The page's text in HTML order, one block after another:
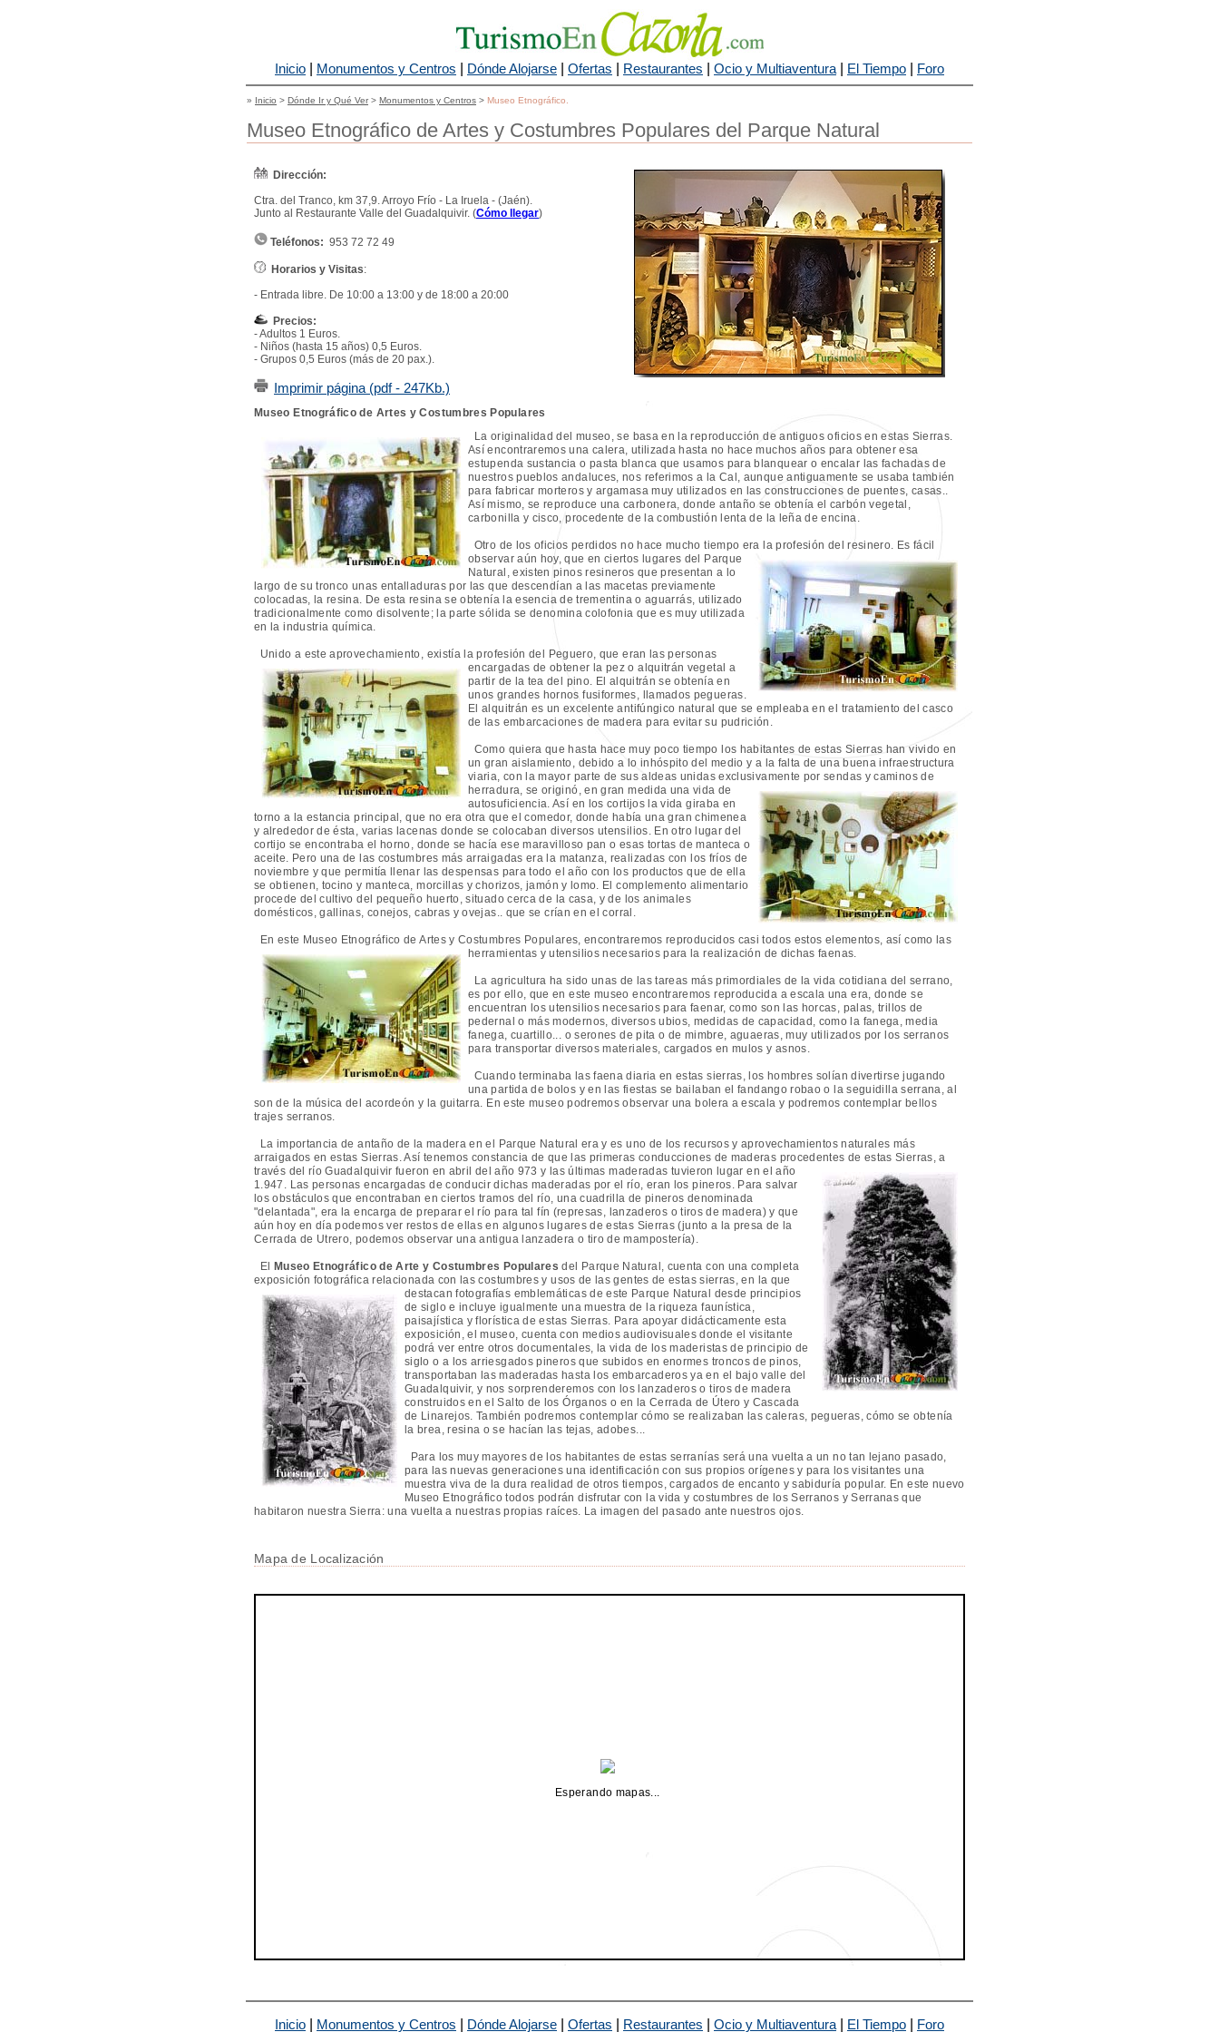
Inicio Monumentos y Centros Dónde Alojarse Ofertas Restaurantes Ocio y Multiaventura El Tiempo Foro
» Inicio > Dónde Ir y Qué Ver > Monumentos y Centros > Museo Etnográfico.
Museo Etnográfico de Artes y Costumbres Populares del Parque Natural
Dirección:
Ctra. del Tranco, km 37,9. Arroyo Frío - La Iruela - (Jaén).
Junto al Restaurante Valle del Guadalquivir. (Cómo llegar)
Teléfonos: 953 72 72 49
Horarios y Visitas:
- Entrada libre. De 10:00 a 13:00 y de 18:00 a 20:00
Precios:
- Adultos 1 Euros.
- Niños (hasta 15 años) 0,5 Euros.
- Grupos 0,5 Euros (más de 20 pax.).
Imprimir página (pdf - 247Kb.)
Museo Etnográfico de Artes y Costumbres Populares
La originalidad del museo, se basa en la reproducción de antiguos oficios en estas Sierras.
Así encontraremos una calera, utilizada hasta no hace muchos años para obtener esa
estupenda sustancia o pasta blanca que usamos para blanquear o encalar las fachadas de
nuestros pueblos andaluces, nos referimos a la Cal, aunque antiguamente se usaba también
para fabricar morteros y argamasa muy utilizados en las construcciones de puentes, casas..
Así mismo, se reproduce una carbonera, donde antaño se obtenía el carbón vegetal,
carbonilla y cisco, procedente de la combustión lenta de la leña de encina.
Otro de los oficios perdidos no hace mucho tiempo era la profesión del resinero. Es fácil
observar aún hoy, que en ciertos lugares del Parque
Natural, existen pinos resineros que presentan a lo
largo de su tronco unas entalladuras por las que descendían a las macetas previamente
colocadas, la resina. De esta resina se obtenía la esencia de trementina o aguarrás, utilizado
tradicionalmente como disolvente; la parte sólida se denomina colofonia que es muy utilizada
en la industria química.
Unido a este aprovechamiento, existía la profesión del Peguero, que eran las personas
encargadas de obtener la pez o alquitrán vegetal a
partir de la tea del pino. El alquitrán se obtenía en
unos grandes hornos fusiformes, llamados pegueras.
El alquitrán es un excelente antifúngico natural que se empleaba en el tratamiento del casco
de las embarcaciones de madera para evitar su pudrición.
Como quiera que hasta hace muy poco tiempo los habitantes de estas Sierras han vivido en
un gran aislamiento, debido a lo inhóspito del medio y a la falta de una buena infraestructura
viaria, con la mayor parte de sus aldeas unidas exclusivamente por sendas y caminos de
herradura, se originó, en gran medida una vida de
autosuficiencia. Así en los cortijos la vida giraba en
torno a la estancia principal, que no era otra que el comedor, donde había una gran chimenea
y alrededor de ésta, varias lacenas donde se colocaban diversos utensilios. En otro lugar del
cortijo se encontraba el horno, donde se hacía ese maravilloso pan o esas tortas de manteca o
aceite. Pero una de las costumbres más arraigadas era la matanza, realizadas con los fríos de
noviembre y que permitía llenar las despensas para todo el año con los productos que de ella
se obtienen, tocino y manteca, morcillas y chorizos, jamón y lomo. El complemento alimentario
procede del cultivo del pequeño huerto, situado cerca de la casa, y de los animales
domésticos, gallinas, conejos, cabras y ovejas.. que se crían en el corral.
En este Museo Etnográfico de Artes y Costumbres Populares, encontraremos reproducidos casi todos estos elementos, así como las
herramientas y utensilios necesarios para la realización de dichas faenas.
La agricultura ha sido unas de las tareas más primordiales de la vida cotidiana del serrano,
es por ello, que en este museo encontraremos reproducida a escala una era, donde se
encuentran los utensilios necesarios para faenar, como son las horcas, palas, trillos de
pedernal o más modernos, diversos ubios, medidas de capacidad, como la fanega, media
fanega, cuartillo... o serones de pita o de mimbre, aguaeras, muy utilizados por los serranos
para transportar diversos materiales, cargados en mulos y asnos.
Cuando terminaba las faena diaria en estas sierras, los hombres solían divertirse jugando
una partida de bolos y en las fiestas se bailaban el fandango robao o la seguidilla serrana, al
son de la música del acordeón y la guitarra. En este museo podremos observar una bolera a escala y podremos contemplar bellos
trajes serranos.
La importancia de antaño de la madera en el Parque Natural era y es uno de los recursos y aprovechamientos naturales más
arraigados en estas Sierras. Así tenemos constancia de que las primeras conducciones de maderas procedentes de estas Sierras, a
través del río Guadalquivirfueron en abril del año 973 y las últimas maderadas tuvieron lugar en el año
1.947. Las personas encargadas de conducir dichas maderadas por el río, eran los pineros. Para salvar
los obstáculos que encontraban en ciertos tramos del río, una cuadrilla de pineros denominada
"delantada", era la encarga de preparar el río para tal fín (represas, lanzaderos o tiros de madera) y que
aún hoy en día podemos ver restos de ellas en algunos lugares de estas Sierras (junto a la presa de la
Cerrada de Utrero, podemos observar una antigua lanzadera o tiro de mampostería).
El Museo Etnográfico de Arte y Costumbres Populares del Parque Natural, cuenta con una completa
exposición fotográfica relacionada con las costumbres y usos de las gentes de estas sierras, en la que
destacan fotografías emblemáticas de este Parque Natural desde principios
de siglo e incluye igualmente una muestra de la riqueza faunística,
paisajística y florística de estas Sierras. Para apoyar didácticamente esta
exposición, el museo, cuenta con medios audiovisuales donde el visitante
podrá ver entre otros documentales, la vida de los maderistas de principio de
siglo o a los arriesgados pineros que subidos en enormes troncos de pinos,
transportaban las maderadas hasta los embarcaderos ya en el bajo valle del
Guadalquivir, y nos sorprenderemos con los lanzaderos o tiros de madera
construidos en el Salto de los Órganos o en la Cerrada de Útero y Cascada
de Linarejos. También podremos contemplar cómo se realizaban las caleras, pegueras, cómo se obtenía
la brea, resina o se hacían las tejas, adobes...
Para los muy mayores de los habitantes de estas serranías será una vuelta a un no tan lejano pasado,
para las nuevas generaciones una identificación con sus propios orígenes y para los visitantes una
muestra viva de la dura realidad de otros tiempos, cargados de encanto y sabiduría popular. En este nuevo
Museo Etnográfico todos podrán disfrutar con la vida y costumbres de los Serranos y Serranas que
habitaron nuestra Sierra: una vuelta a nuestras propias raíces. La imagen del pasado ante nuestros ojos.
Mapa de Localización
Esperando mapas...
Inicio Monumentos y Centros Dónde Alojarse Ofertas Restaurantes Ocio y Multiaventura El Tiempo Foro